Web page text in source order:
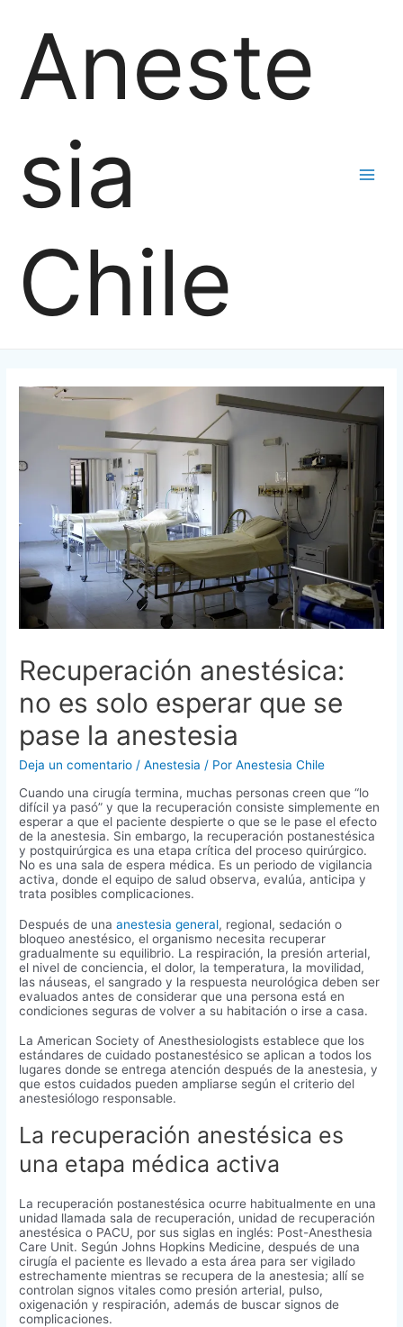
contenido
Aneste
sia
Chile
Recuperación anestésica:
no es solo esperar que se
pase la anestesia
Deja un comentario /Anestesia / PorAnestesia Chile
Cuando una cirugía termina, muchas personas creen que “lo
difícil ya pasó” y que la recuperación consiste simplemente en
esperar a que el paciente despierte o que se le pase el efecto
de la anestesia. Sin embargo, la recuperación postanestésica
y postquirúrgica es una etapa crítica del proceso quirúrgico.
No es una sala de espera médica. Es un periodo de vigilancia
activa, donde el equipo de salud observa, evalúa, anticipa y
trata posibles complicaciones.
Después de unaanestesia general, regional, sedación o
bloqueo anestésico, el organismo necesita recuperar
gradualmente su equilibrio. La respiración, la presión arterial,
el nivel de conciencia, el dolor, la temperatura, la movilidad,
las náuseas, el sangrado y la respuesta neurológica deben ser
evaluados antes de considerar que una persona está en
condiciones seguras de volver a su habitación o irse a casa.
La American Society of Anesthesiologists establece que los
estándares de cuidado postanestésico se aplican a todos los
lugares donde se entrega atención después de la anestesia, y
que estos cuidados pueden ampliarse según el criterio del
anestesiólogo responsable.
La recuperación anestésica es
una etapa médica activa
La recuperación postanestésica ocurre habitualmente en una
unidad llamada sala de recuperación, unidad de recuperación
anestésica o PACU, por sus siglas en inglés: Post-Anesthesia
Care Unit. Según Johns Hopkins Medicine, después de una
cirugía el paciente es llevado a esta área para ser vigilado
estrechamente mientras se recupera de la anestesia; allí se
controlan signos vitales como presión arterial, pulso,
oxigenación y respiración, además de buscar signos de
complicaciones.